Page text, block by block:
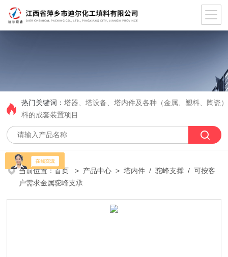
热门关键词：塔器、塔设备、塔内件及各种（金属、塑料、陶瓷
料的成套装置项目
当前位置：首页 > 产品中心 >塔内件 /驼峰支撑 / 可按客
户需求金属驼峰支承